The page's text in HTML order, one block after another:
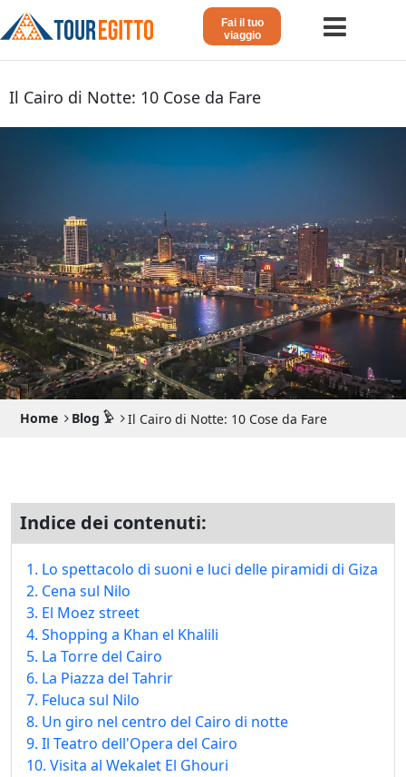
Fai il tuo
viaggio
Crociera sul Nilo
Dahabeya Lusso
Agosto in Egitto
Tour Giordania
Altri
Blog 𓁐
Guida di Viaggio 𓉔
Il Cairo di Notte: 10 Cose da Fare
Home Blog 𓅱 Il Cairo di Notte: 10 Cose da Fare
Indice dei contenuti:
1. Lo spettacolo di suoni e luci delle piramidi di Giza
2. Cena sul Nilo
3. El Moez street
4. Shopping a Khan el Khalili
5. La Torre del Cairo
6. La Piazza del Tahrir
7. Feluca sul Nilo
8. Un giro nel centro del Cairo di notte
9. Il Teatro dell'Opera del Cairo
10. Visita al Wekalet El Ghouri